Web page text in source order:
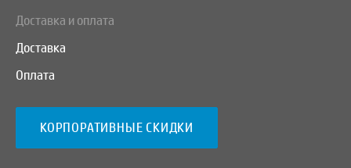
Доставка и оплата
Доставка
Оплата
КОРПОРАТИВНЫЕ СКИДКИ